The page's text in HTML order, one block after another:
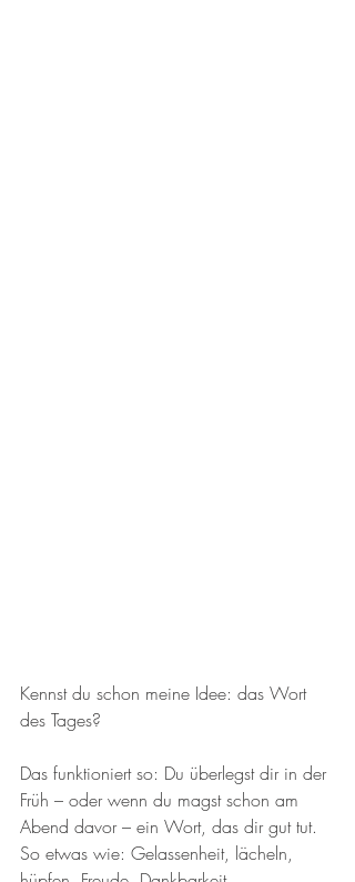
Kennst du schon meine Idee: das Wort
des Tages?
Das funktioniert so: Du überlegst dir in der
Früh – oder wenn du magst schon am
Abend davor – ein Wort, das dir gut tut.
So etwas wie: Gelassenheit, lächeln,